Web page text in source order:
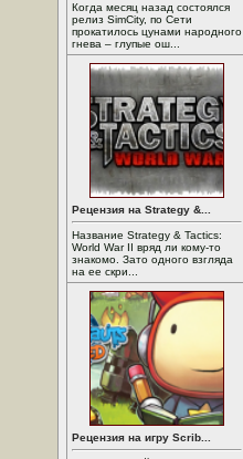
Когда месяц назад состоялся
релиз SimCity, по Сети
прокатилось цунами народного
гнева – глупые ош...
Рецензия на Strategy &...
Название Strategy & Tactics:
World War II вряд ли кому-то
знакомо. Зато одного взгляда
на ее скри...
Рецензия на игру Scrib...